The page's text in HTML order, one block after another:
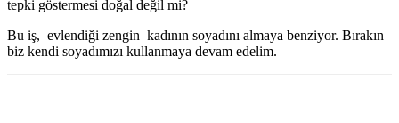
tepki göstermesi doğal değil mi?
Bu iş, evlendiği zengin kadının soyadını almaya benziyor. Bırakın
biz kendi soyadımızı kullanmaya devam edelim.